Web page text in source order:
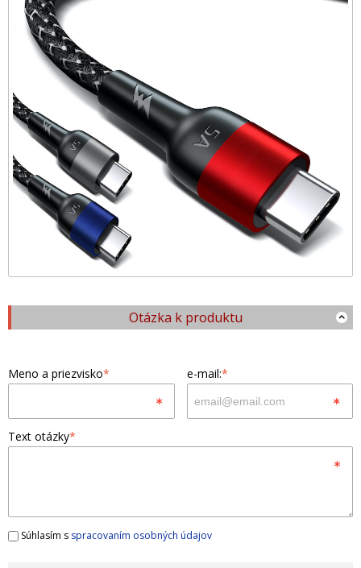
Otázka k produktu
Meno a priezvisko* e-mail:*
Text otázky*
Súhlasím s spracovaním osobných údajov